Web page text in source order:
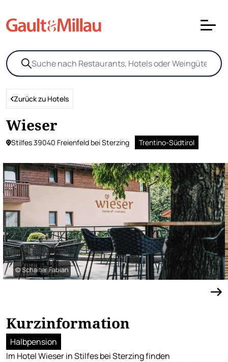
Zurück zu Hotels
Wieser
Stilfes 39040 Freienfeld bei Sterzing Trentino-Südtirol
© Schaiter Fabian
Kurzinformation
Halbpension
Im Hotel Wieser in Stilfes bei Sterzing finden